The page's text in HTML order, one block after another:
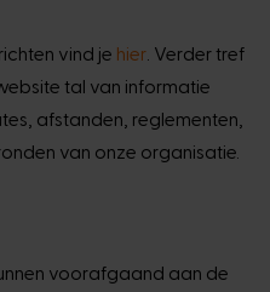
vind je hier . Verder tref
tal van informatie
afstanden, reglementen,
van onze organisatie.
voorafgaand aan de